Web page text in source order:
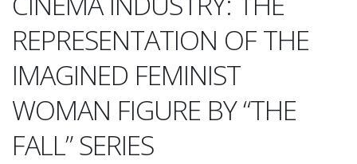
REPRESENTATION OF THE
IMAGINED FEMINIST
WOMAN FIGURE BY “THE
FALL” SERIES